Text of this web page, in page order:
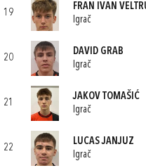
19
FRAN IVAN
Igrač
20
DAVID GRAB
Igrač
21
JAKOV TOMAŠIĆ
Igrač
22
LUCAS JANJUZ
Igrač